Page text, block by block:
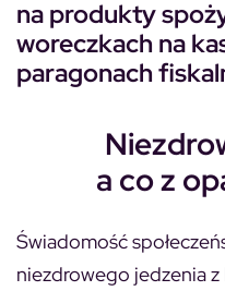
na produkty
woreczkach na
paragonach
a co z
Świadomość
niezdrowego jedzenia